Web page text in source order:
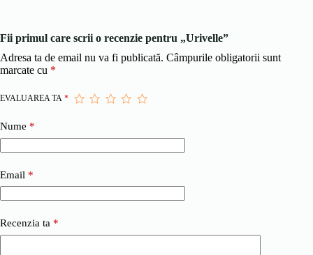
Fii primul care scrii o recenzie pentru „Urivelle”
Adresa ta de email nu va fi publicată. Câmpurile obligatorii sunt
marcate cu *
EVALUAREA TA *
Nume *
Email *
Recenzia ta *